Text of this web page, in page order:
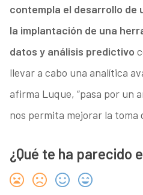
contempla el desarrollo de
la implantación de una
datos y análisis predictivo
llevar a cabo una analítica
afirma Luque, “pasa por un
nos permita mejorar la toma
¿Qué te ha parecido